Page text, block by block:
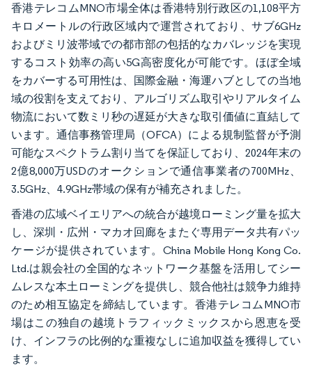
香港テレコムMNO市場全体は香港特別行政区の1,108平方
キロメートルの行政区域内で運営されており、サブ6GHz
およびミリ波帯域での都市部の包括的なカバレッジを実現
するコスト効率の高い5G高密度化が可能です。ほぼ全域
をカバーする可用性は、国際金融・海運ハブとしての当地
域の役割を支えており、アルゴリズム取引やリアルタイム
物流において数ミリ秒の遅延が大きな取引価値に直結して
います。通信事務管理局（OFCA）による規制監督が予測
可能なスペクトラム割り当てを保証しており、2024年末の
2億8,000万USDのオークションで通信事業者の700MHz、
3.5GHz、4.9GHz帯域の保有が補充されました。
香港の広域ベイエリアへの統合が越境ローミング量を拡大
し、深圳・広州・マカオ回廊をまたぐ専用データ共有パッ
ケージが提供されています。China Mobile Hong Kong Co.
Ltd.は親会社の全国的なネットワーク基盤を活用してシー
ムレスな本土ローミングを提供し、競合他社は競争力維持
のため相互協定を締結しています。香港テレコムMNO市
場はこの独自の越境トラフィックミックスから恩恵を受
け、インフラの比例的な重複なしに追加収益を獲得してい
ます。